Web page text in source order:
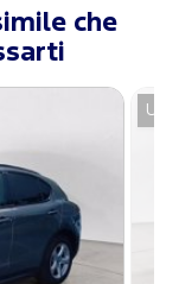
che